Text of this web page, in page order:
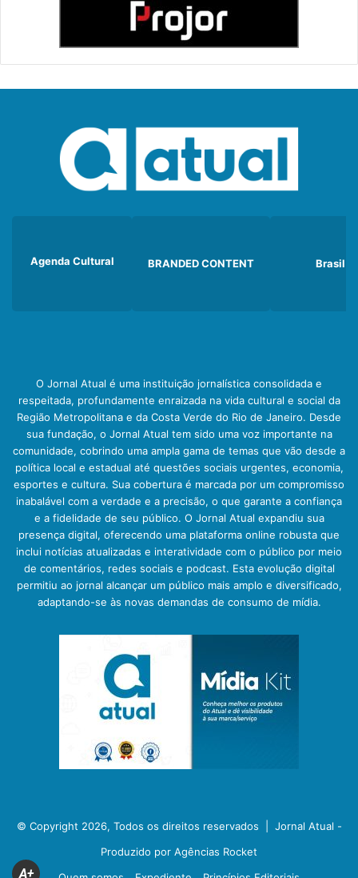
Agenda Cultural BRANDED CONTENT Brasil
O Jornal Atual é uma instituição jornalística consolidada e
respeitada, profundamente enraizada na vida cultural e social da
Região Metropolitana e da Costa Verde do Rio de Janeiro. Desde
sua fundação, o Jornal Atual tem sido uma voz importante na
comunidade, cobrindo uma ampla gama de temas que vão desde a
política local e estadual até questões sociais urgentes, economia,
esportes e cultura. Sua cobertura é marcada por um compromisso
inabalável com a verdade e a precisão, o que garante a confiança
e a fidelidade de seu público. O Jornal Atual expandiu sua
presença digital, oferecendo uma plataforma online robusta que
inclui notícias atualizadas e interatividade com o público por meio
de comentários, redes sociais e podcast. Esta evolução digital
permitiu ao jornal alcançar um público mais amplo e diversificado,
adaptando-se às novas demandas de consumo de mídia.
© Copyright 2026, Todos os direitos reservados | Jornal Atual -
Produzido por Agências Rocket
A+